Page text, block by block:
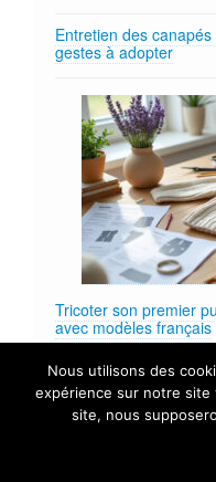
Entretien des
gestes à adopter
Tricoter son premier
avec modèles français
Nous utilisons des
expérience sur notre site
site, nous